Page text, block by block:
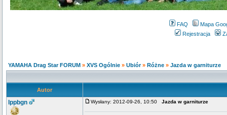
FAQ
Mapa
Rejestracja
YAMAHA Drag Star FORUM » XVS Ogólnie » Ubiór» Różne » Jazda w garniturze
Autor
lppbgn Wysłany: 2012-09-26, 10:50 Jazda w garniturze